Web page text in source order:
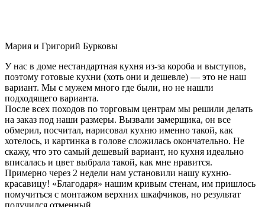
Мария и Григорий Бурковы
У нас в доме нестандартная кухня из-за короба и выступов,
поэтому готовые кухни (хоть они и дешевле) — это не наш
вариант. Мы с мужем много где были, но не нашли
подходящего варианта.
После всех походов по торговым центрам мы решили делать
на заказ под наши размеры. Вызвали замерщика, он все
обмерил, посчитал, нарисовал кухню именно такой, как
хотелось, и картинка в голове сложилась окончательно. Не
скажу, что это самый дешевый вариант, но кухня идеально
вписалась и цвет выбрала такой, как мне нравится.
Примерно через 2 недели нам установили нашу кухню-
красавицу! «Благодаря» нашим кривым стенам, им пришлось
помучиться с монтажом верхних шкафчиков, но результат
получился отменный.